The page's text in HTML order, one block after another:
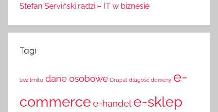
Stefan Serviński radzi – IT w biznesie
Tagi
bez limitu dane osobowe Drupal długość domeny e-
commercee-handel e-sklep